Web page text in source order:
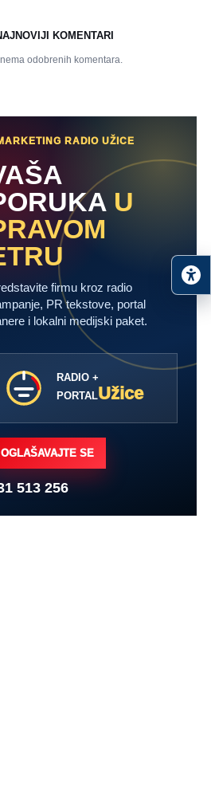
KOMENTARI
odobrenih komentara.
RADIO UŽICE
U
firmu kroz radio
PR tekstove, portal
i lokalni medijski paket.
RADIO +
PORTALUžice
OGLAŠAVAJTE SE
513 256